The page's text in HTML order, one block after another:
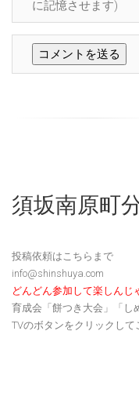
に記憶させます)
須坂南原町
投稿依頼はこちらまで
info@shinshuya.com
どんどん参加して楽しんじ
育成会「餅つき大会」「し
TVのボタンをクリックして